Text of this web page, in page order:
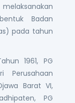
Badan
pada tahun
1961, PG
Perusahaan
Barat VI,
PG